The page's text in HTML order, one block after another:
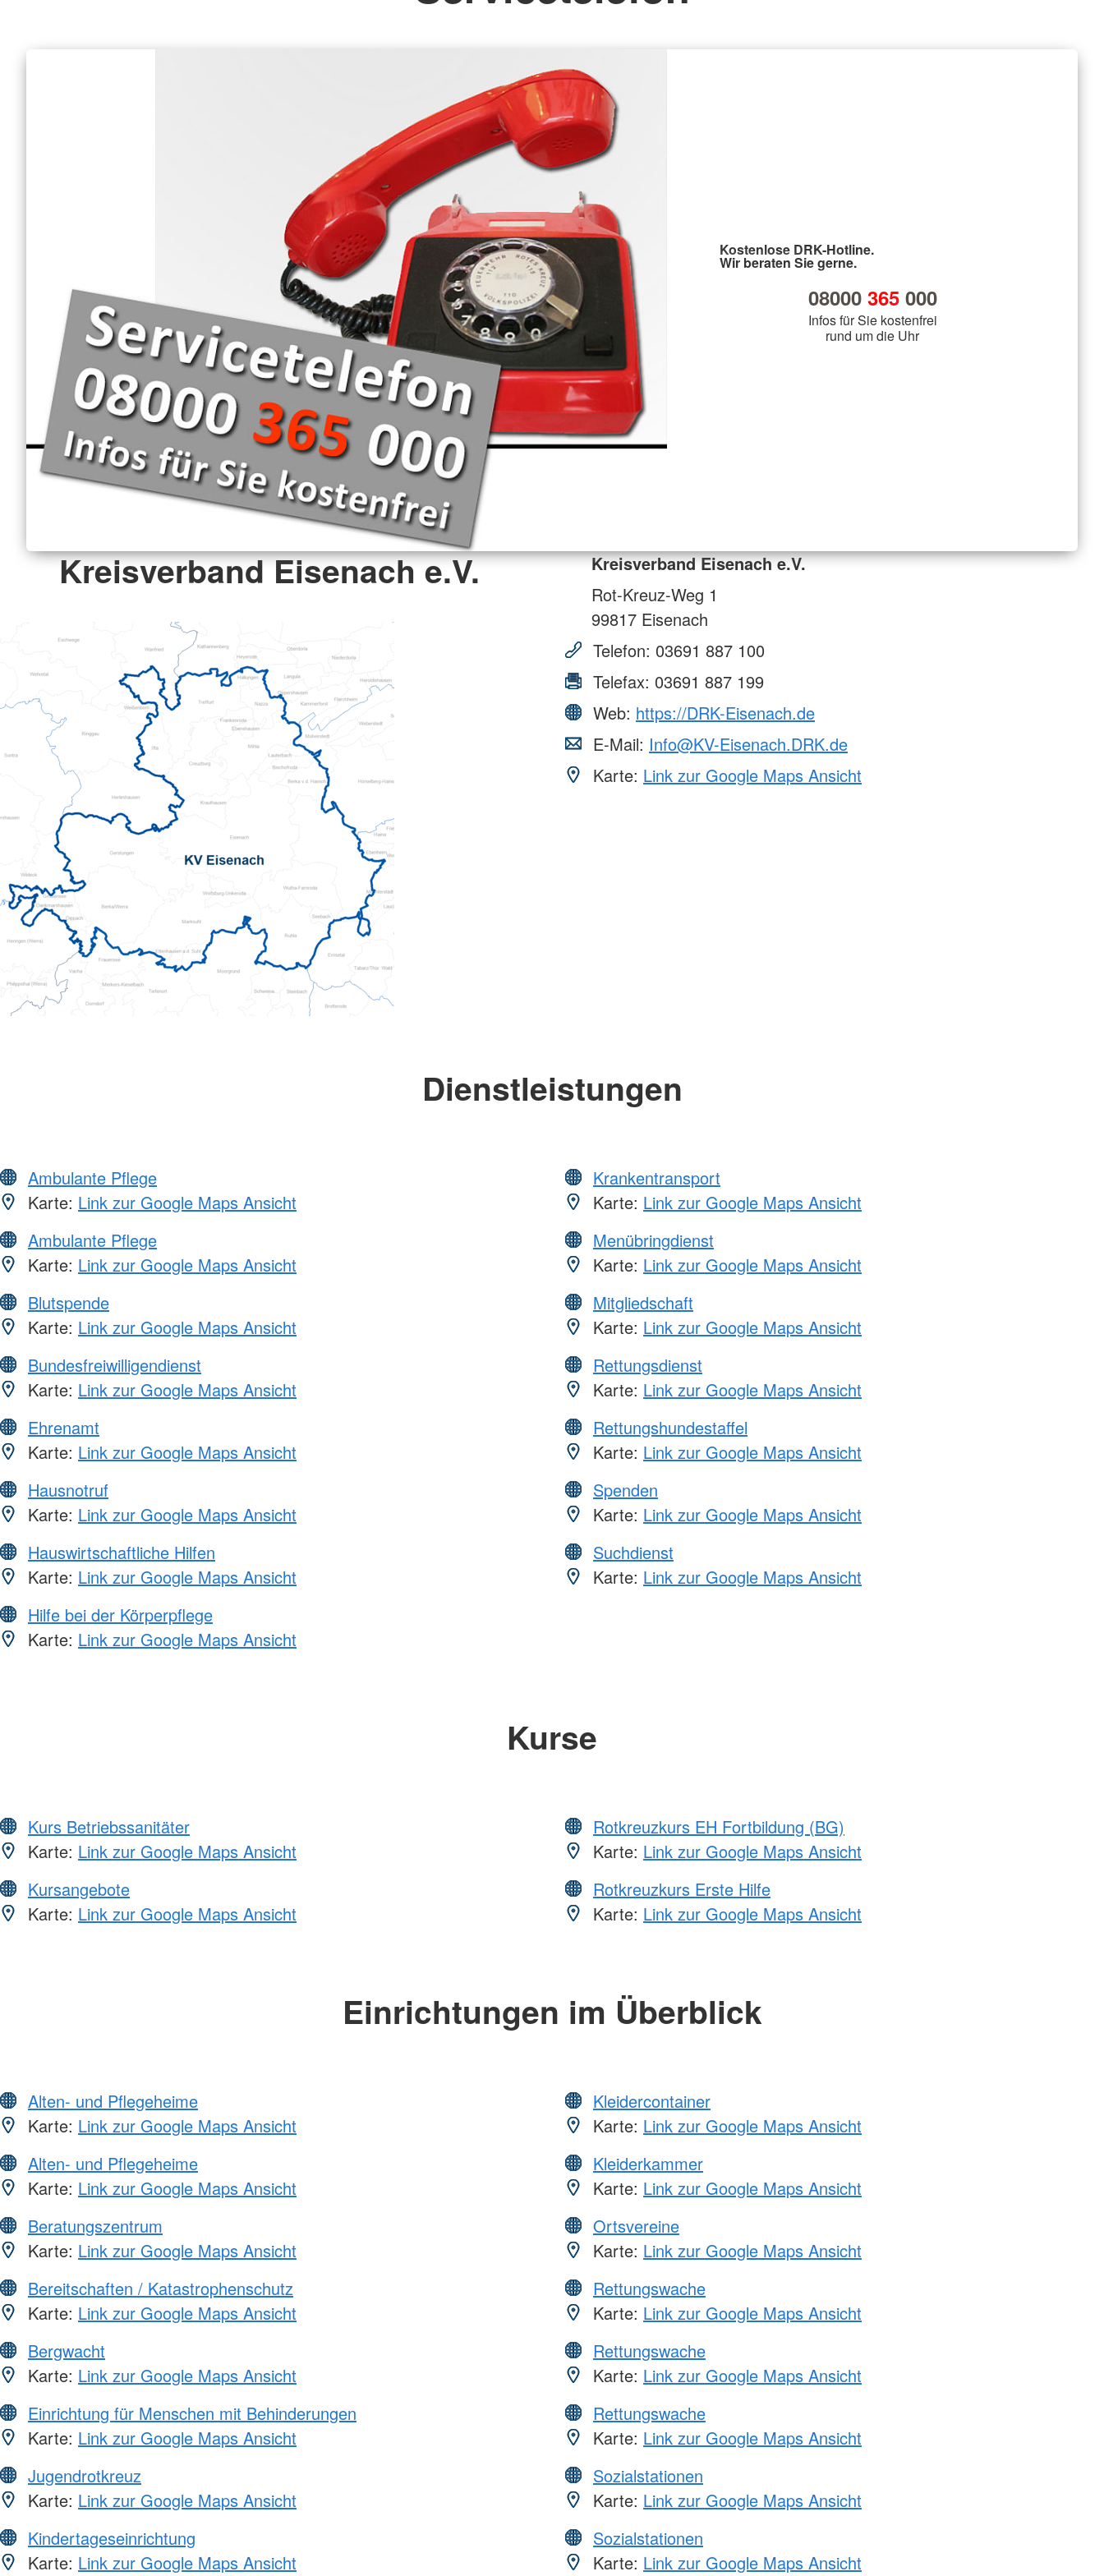
Kostenlose DRK-Hotline.
Wir beraten Sie gerne.
08000 365000
Infos für Sie kostenfrei
rund um die Uhr
Kreisverband Eisenach e.V.
Kreisverband Eisenach e.V.
Rot-Kreuz-Weg 1
99817 Eisenach
Telefon: 03691 887 100
Telefax: 03691 887 199
Web: https://DRK-Eisenach.de
E-Mail: Info@KV-Eisenach.DRK.de
Karte: Link zur Google Maps Ansicht
Dienstleistungen
Ambulante Pflege
Karte: Link zur Google Maps Ansicht
Ambulante Pflege
Karte: Link zur Google Maps Ansicht
Blutspende
Karte: Link zur Google Maps Ansicht
Bundesfreiwilligendienst
Karte: Link zur Google Maps Ansicht
Ehrenamt
Karte: Link zur Google Maps Ansicht
Hausnotruf
Karte: Link zur Google Maps Ansicht
Hauswirtschaftliche Hilfen
Karte: Link zur Google Maps Ansicht
Hilfe bei der Körperpflege
Karte: Link zur Google Maps Ansicht
Krankentransport
Karte: Link zur Google Maps Ansicht
Menübringdienst
Karte: Link zur Google Maps Ansicht
Mitgliedschaft
Karte: Link zur Google Maps Ansicht
Rettungsdienst
Karte: Link zur Google Maps Ansicht
Rettungshundestaffel
Karte: Link zur Google Maps Ansicht
Spenden
Karte: Link zur Google Maps Ansicht
Suchdienst
Karte: Link zur Google Maps Ansicht
Kurse
Kurs Betriebssanitäter
Karte: Link zur Google Maps Ansicht
Kursangebote
Karte: Link zur Google Maps Ansicht
Rotkreuzkurs EH Fortbildung (BG)
Karte: Link zur Google Maps Ansicht
Rotkreuzkurs Erste Hilfe
Karte: Link zur Google Maps Ansicht
Einrichtungen im Überblick
Alten- und Pflegeheime
Karte: Link zur Google Maps Ansicht
Alten- und Pflegeheime
Karte: Link zur Google Maps Ansicht
Beratungszentrum
Karte: Link zur Google Maps Ansicht
Bereitschaften / Katastrophenschutz
Karte: Link zur Google Maps Ansicht
Bergwacht
Karte: Link zur Google Maps Ansicht
Einrichtung für Menschen mit Behinderungen
Karte: Link zur Google Maps Ansicht
Jugendrotkreuz
Karte: Link zur Google Maps Ansicht
Kindertageseinrichtung
Karte: Link zur Google Maps Ansicht
Kleidercontainer
Karte: Link zur Google Maps Ansicht
Kleiderkammer
Karte: Link zur Google Maps Ansicht
Ortsvereine
Karte: Link zur Google Maps Ansicht
Rettungswache
Karte: Link zur Google Maps Ansicht
Rettungswache
Karte: Link zur Google Maps Ansicht
Rettungswache
Karte: Link zur Google Maps Ansicht
Sozialstationen
Karte: Link zur Google Maps Ansicht
Sozialstationen
Karte: Link zur Google Maps Ansicht